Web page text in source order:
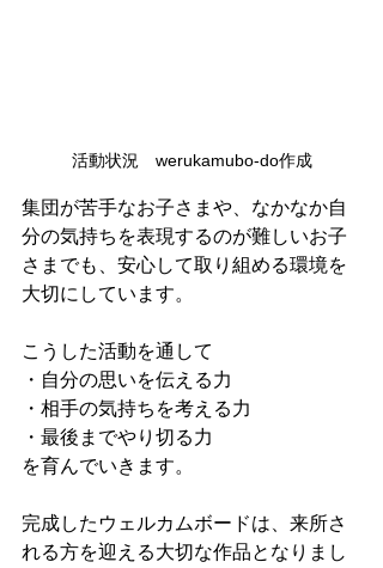
活動状況　werukamubo-do作成
集団が苦手なお子さまや、なかなか自
分の気持ちを表現するのが難しいお子
さまでも、安心して取り組める環境を
大切にしています。
こうした活動を通して
・自分の思いを伝える力
・相手の気持ちを考える力
・最後までやり切る力
を育んでいきます。
完成したウェルカムボードは、来所さ
れる方を迎える大切な作品となりまし